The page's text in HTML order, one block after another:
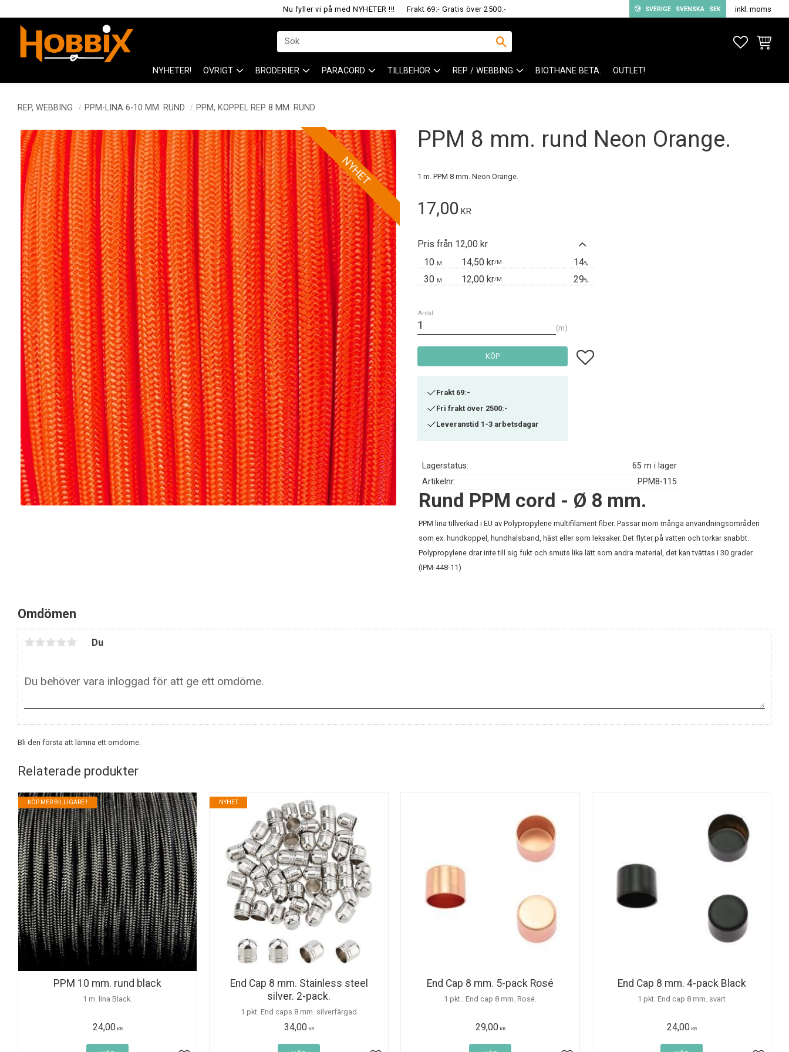
Nu fyller vi på med NYHETER !!! Frakt 69:- Gratis över 2500:- SVERIGE SVENSKA SEK inkl. moms
NYHETER! ÖVRIGT BRODERIER PARACORD TILLBEHÖR REP / WEBBING BIOTHANE BETA. OUTLET!
REP, WEBBING PPM-LINA 6-10 MM. RUND PPM, KOPPEL REP 8 MM. RUND
PPM 8 mm. rund Neon Orange.
1 m. PPM 8 mm. Neon Orange.
NYHET
17,00 KR
Pris från 12,00 kr
10 M 14,50 kr/M 14%
30 M 12,00 kr/M 29%
Antal
m
KÖP Lägg till i favoriter
Frakt 69:-
Fri frakt över 2500:-
Leveranstid 1-3 arbetsdagar
Lagerstatus
65 m i lager
Artikelnr
PPM8-115
Rund PPM cord - Ø 8 mm.
PPM lina tillverkad i EU av Polypropylene multifilament fiber. Passar inom många användningsområden
som ex. hundkoppel, hundhalsband, häst eller som leksaker. Det flyter på vatten och torkar snabbt.
Polypropylene drar inte till sig fukt och smuts lika lätt som andra material, det kan tvättas i 30 grader.
(IPM-448-11)
Omdömen
Du
Bli den första att lämna ett omdöme.
Relaterade produkter
PPM 10 mm. rund black
1 m. lina Black.
24,00KR
KÖP MER BILLIGARE !
End Cap 8 mm. Stainless steel
silver. 2-pack.
1 pkt. End caps 8 mm. silverfärgad
34,00KR
NYHET
End Cap 8 mm. 5-pack Rosé
1 pkt.. End cap 8 mm. Rosé.
29,00KR
End Cap 8 mm. 4-pack Black
1 pkt. End cap 8 mm. svart
24,00KR